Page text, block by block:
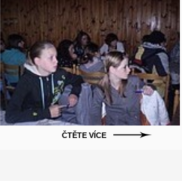
ČTĚTE VÍCE